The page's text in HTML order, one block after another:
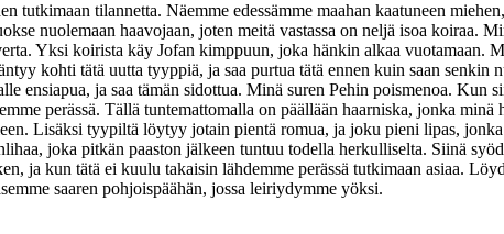
tutkimaan tilannetta. Näemme edessämme maahan kaatuneen
nuolemaan haavojaan, joten meitä vastassa on neljä isoa koiraa.
Yksi koirista käy Jofan kimppuun, joka hänkin alkaa vuotamaan.
kohti tätä uutta tyyppiä, ja saa purtua tätä ennen kuin saan
ensiapua, ja saa tämän sidottua. Minä suren Pehin poismenoa. Kun
perässä. Tällä tuntemattomalla on päällään haarniska, jonka
Lisäksi tyypiltä löytyy jotain pientä romua, ja joku pieni lipas,
joka pitkän paaston jälkeen tuntuu todella herkulliselta. Siinä
ja kun tätä ei kuulu takaisin lähdemme perässä tutkimaan asiaa.
saaren pohjoispäähän, jossa leiriydymme yöksi.